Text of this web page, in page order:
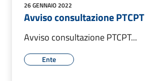
26 GENNAIO 2022
Avviso consultazione PTCPT
Avviso consultazione PTCPT...
Ente